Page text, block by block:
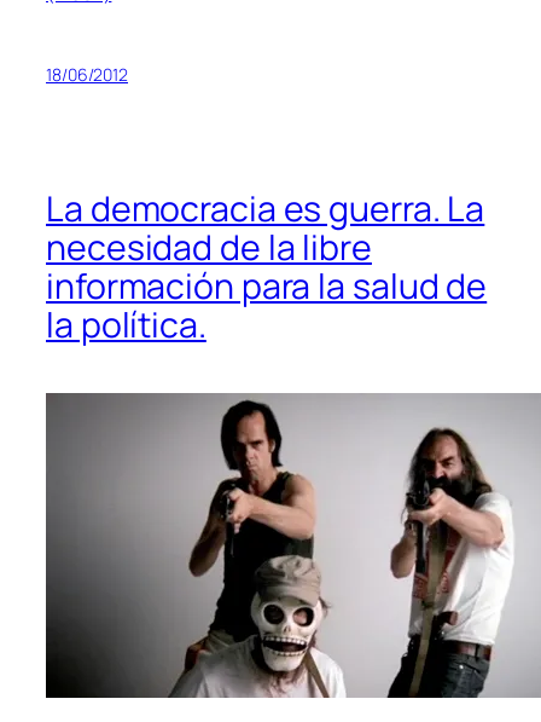
18/06/2012
La democracia es guerra. La
necesidad de la libre
información para la salud de
la política.